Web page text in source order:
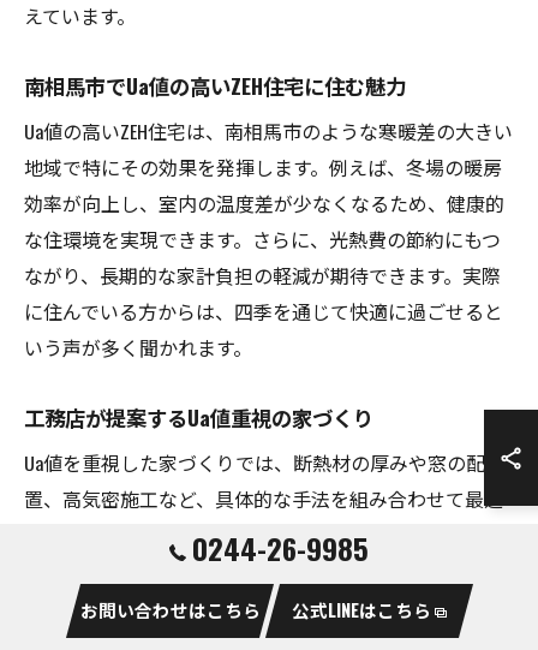
えています。
南相馬市でUa値の高いZEH住宅に住む魅力
Ua値の高いZEH住宅は、南相馬市のような寒暖差の大きい
地域で特にその効果を発揮します。例えば、冬場の暖房
効率が向上し、室内の温度差が少なくなるため、健康的
な住環境を実現できます。さらに、光熱費の節約にもつ
ながり、長期的な家計負担の軽減が期待できます。実際
に住んでいる方からは、四季を通じて快適に過ごせると
いう声が多く聞かれます。
工務店が提案するUa値重視の家づくり
Ua値を重視した家づくりでは、断熱材の厚みや窓の配
置、高気密施工など、具体的な手法を組み合わせて最適
な断熱性能を追求します。工務店では、設計時にシミュ
レーションを行い、Ua値目標を明確化。その上で、現場
での丁寧な施工と品質管理を徹底しています。また、完
成後も住まいの断熱性能を維持するためのアフターサポ
0244-26-9985
お問い合わせはこちら 公式LINEはこちら